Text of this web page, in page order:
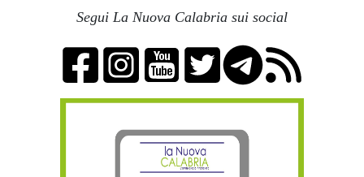
Segui La Nuova Calabria sui social